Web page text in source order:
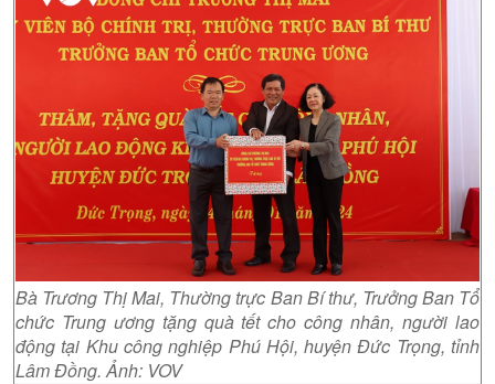
Bà Trương Thị Mai, Thường trực Ban Bí thư, Trưởng Ban Tổ
chức Trung ương tặng quà tết cho công nhân, người lao
động tại Khu công nghiệp Phú Hội, huyện Đức Trọng, tỉnh
Lâm Đồng. Ảnh: VOV